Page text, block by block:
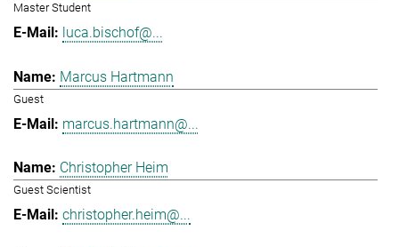
Master Student
luca.bischof@...
Marcus Hartmann
Guest
marcus.hartmann@...
Christopher Heim
Guest Scientist
christopher.heim@...